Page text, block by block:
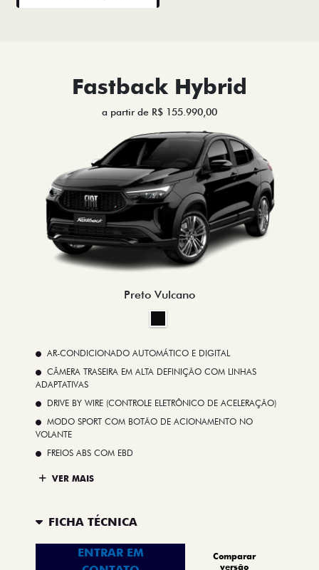
Fastback Hybrid
a partir de R$ 155.990,00
Preto Vulcano
AR-CONDICIONADO AUTOMÁTICO E DIGITAL
CÂMERA TRASEIRA EM ALTA DEFINIÇÃO COM LINHAS
ADAPTATIVAS
DRIVE BY WIRE (CONTROLE ELETRÔNICO DE ACELERAÇÃO)
MODO SPORT COM BOTÃO DE ACIONAMENTO NO
VOLANTE
FREIOS ABS COM EBD
VER MAIS
FICHA TÉCNICA
ENTRAR EM
Comparar
versão